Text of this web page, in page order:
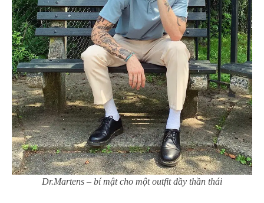
Dr.Martens – bí mật cho một outfit đầy thần thái